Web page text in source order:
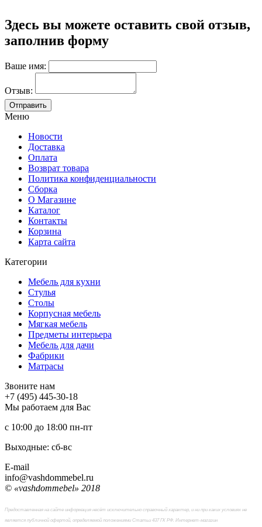
Здесь вы можете оставить свой отзыв,
заполнив форму
Ваше имя:
Отзыв:
Меню
Новости
Доставка
Оплата
Возврат товара
Политика конфиденциальности
Сборка
О Магазине
Каталог
Контакты
Корзина
Карта сайта
Категории
Мебель для кухни
Стулья
Столы
Корпусная мебель
Мягкая мебель
Предметы интерьера
Мебель для дачи
Фабрики
Матраcы
Звоните нам
+7 (495) 445-30-18
Мы работаем для Вас
с 10:00 до 18:00 пн-пт
Выходные: сб-вc
E-mail
info@vashdommebel.ru
© «vashdommebel» 2018
Предоставленная на сайте информация несёт исключительно справочный характер, и ни при каких условиях не
является публичной офертой, определяемой положениями Статьи 437 ГК РФ. Интернет-магазин